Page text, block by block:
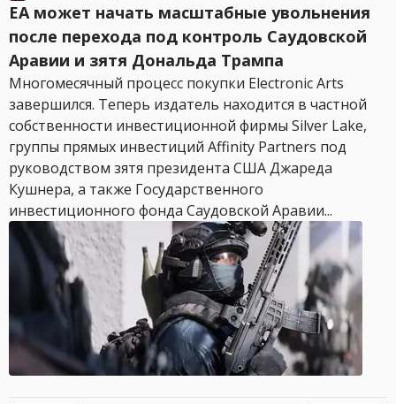
EA может начать масштабные увольнения
после перехода под контроль Саудовской
Аравии и зятя Дональда Трампа
Многомесячный процесс покупки Electronic Arts
завершился. Теперь издатель находится в частной
собственности инвестиционной фирмы Silver Lake,
группы прямых инвестиций Affinity Partners под
руководством зятя президента США Джареда
Кушнера, а также Государственного
инвестиционного фонда Саудовской Аравии...